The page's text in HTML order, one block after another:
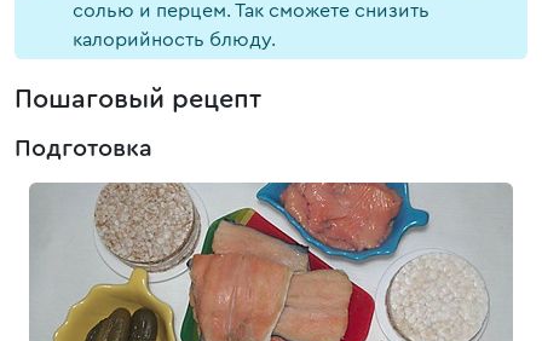
солью и перцем. Так сможете снизить
калорийность блюду.
Пошаговый рецепт
Подготовка